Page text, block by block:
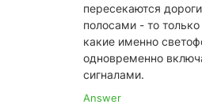
пересекаются
полосами - то
какие именно
одновременно
сигналами.
Answer